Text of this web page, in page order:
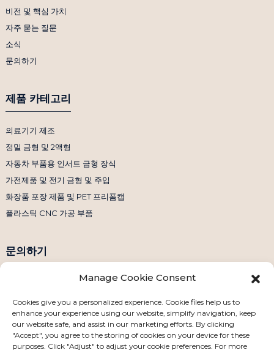
비전 및 핵심 가치
자주 묻는 질문
소식
문의하기
제품 카테고리
의료기기 제조
정밀 금형 및 2액형
자동차 부품용 인서트 금형 장식
가전제품 및 전기 금형 및 주입
화장품 포장 제품 및 PET 프리폼캡
플라스틱 CNC 가공 부품
문의하기
전화번호: +86 158 1869 2114
이메일: info@ansixtech.com
스카이프: Stephenhuang2010
왓츠앱: +86 13530645990
Manage Cookie Consent
Cookies give you a personalized experience. Cookie files help us to
enhance your experience using our website, simplify navigation, keep
our website safe, and assist in our marketing efforts. By clicking
"Accept", you agree to the storing of cookies on your device for these
purposes. Click "Adjust" to adjust your cookie preferences. For more